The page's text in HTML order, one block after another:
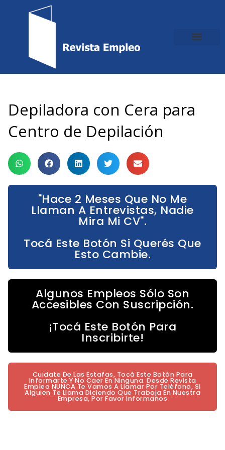
Depiladora con Cera para
Centro de Depilación
"Hace 2 Meses Que No Me
Llaman A Entrevistas, Nadie
Mira Mi CV".
Tocá Este Botón Si Querés Que
Esto Cambie.
Algunos Empleos Sólo Son
Accesibles Con Suscripción.
¡Tocá Este Botón Para
Inscribirte!
Cuidate De Las Estafas, Tocá Este Botón Para
Informarte Y No Caer En Ninguna. Desde Revista
Empleo NUNCA Te Vamos A Llamar Por Teléfono, Si
Alguien Te Llama Diciendo Que Trabaja En Nuestra
Empresa, Por Favor Informanos